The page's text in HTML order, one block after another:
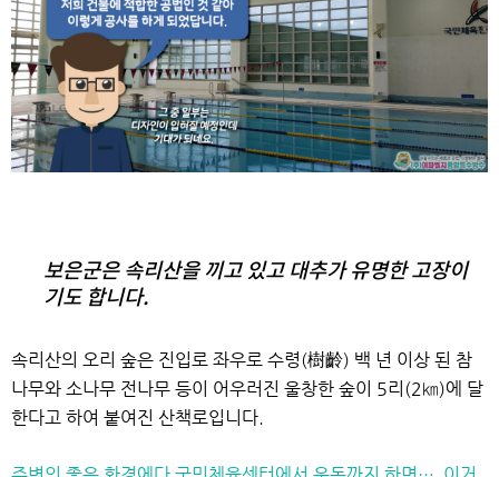
보은군은 속리산을 끼고 있고 대추가 유명한 고장이
기도 합니다.
속리산의 오리 숲은 진입로 좌우로 수령(樹齡) 백 년 이상 된 참
나무와 소나무 전나무 등이 어우러진 울창한 숲이 5리(2㎞)에 달
한다고 하여 붙여진 산책로입니다.